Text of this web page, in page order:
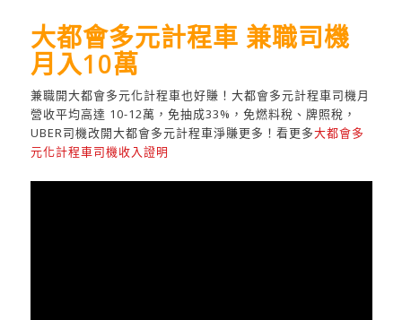
大都會多元計程車 兼職司機
月入10萬
兼職開大都會多元化計程車也好賺！大都會多元計程車司機月
營收平均高達 10-12萬，免抽成33%，免燃料稅、牌照稅，
UBER司機改開大都會多元計程車淨賺更多！看更多大都會多
元化計程車司機收入證明